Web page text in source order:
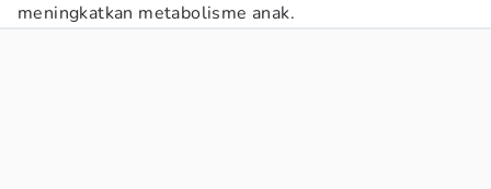
meningkatkan metabolisme anak.